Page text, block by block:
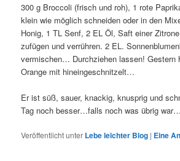
300 g Broccoli (frisch und roh), 1 rote
klein wie möglich schneiden oder in den
Honig, 1 TL Senf, 2 EL Öl, Saft einer
zufügen und verrühren. 2 EL.
vermischen… Durchziehen lassen! Gestern
Orange mit hineingeschnitzelt…
Er ist süß, sauer, knackig, knusprig und
Tag noch besser…falls noch was übrig war…
Veröffentlicht unter Lebe leichter Blog | Eine